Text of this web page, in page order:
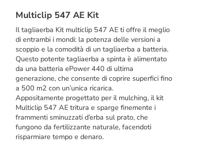
Multiclip 547 AE Kit
Il tagliaerba Kit multiclip 547 AE ti offre il meglio
di entrambi i mondi: la potenza delle versioni a
scoppio e la comodità di un tagliaerba a batteria.
Questo potente tagliaerba a spinta è alimentato
da una batteria ePower 440 di ultima
generazione, che consente di coprire superfici fino
a 500 m2 con un’unica ricarica.
Appositamente progettato per il mulching, il kit
Multiclip 547 AE tritura e sparge finemente i
frammenti sminuzzati d’erba sul prato, che
fungono da fertilizzante naturale, facendoti
risparmiare tempo e denaro.